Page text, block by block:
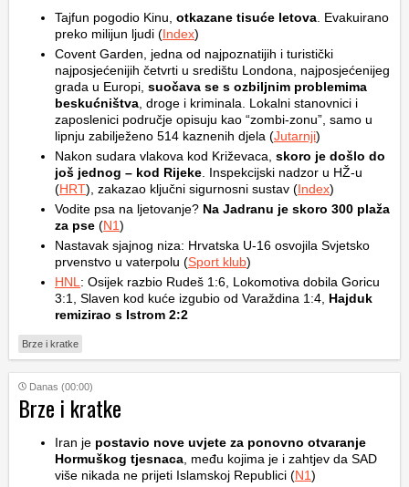
Tajfun pogodio Kinu, otkazane tisuće letova . Evakuirano
preko milijun ljudi (Index)
Covent Garden, jedna od najpoznatijih i turistički
najposjećenijih četvrti u središtu Londona, najposjećenijeg
grada u Europi, suočava se s ozbiljnim problemima
beskućništva , droge i kriminala. Lokalni stanovnici i
zaposlenici područje opisuju kao “zombi-zonu”, samo u
lipnju zabilježeno 514 kaznenih djela (Jutarnji)
Nakon sudara vlakova kod Križevaca, skoro je došlo do
još jednog – kod Rijeke . Inspekcijski nadzor u HŽ-u
(HRT), zakazao ključni sigurnosni sustav (Index)
Vodite psa na ljetovanje? Na Jadranu je skoro 300 plaža
za pse (N1)
Nastavak sjajnog niza: Hrvatska U-16 osvojila Svjetsko
prvenstvo u vaterpolu (Sport klub)
HNL : Osijek razbio Rudeš 1:6, Lokomotiva dobila Goricu
3:1, Slaven kod kuće izgubio od Varaždina 1:4, Hajduk
remizirao s Istrom 2:2
Brze i kratke
Danas (00:00)
Brze i kratke
Iran je postavio nove uvjete za ponovno otvaranje
Hormuškog tjesnaca , među kojima je i zahtjev da SAD
više nikada ne prijeti Islamskoj Republici (N1)